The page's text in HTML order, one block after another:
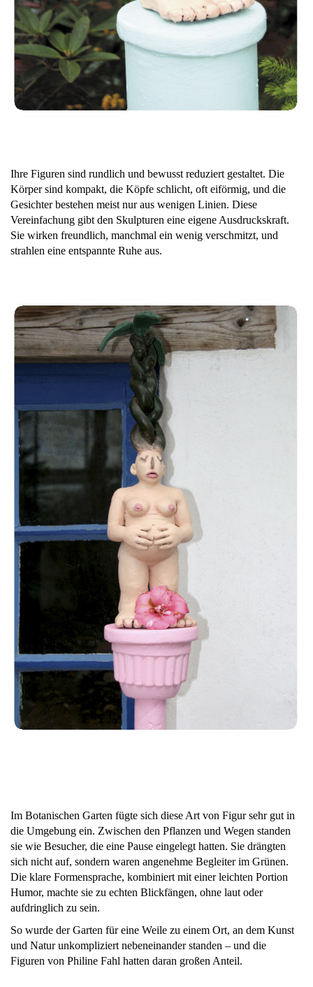
Ihre Figuren sind rundlich und bewusst reduziert gestaltet. Die
Körper sind kompakt, die Köpfe schlicht, oft eiförmig, und die
Gesichter bestehen meist nur aus wenigen Linien. Diese
Vereinfachung gibt den Skulpturen eine eigene Ausdruckskraft.
Sie wirken freundlich, manchmal ein wenig verschmitzt, und
strahlen eine entspannte Ruhe aus.
Im Botanischen Garten fügte sich diese Art von Figur sehr gut in
die Umgebung ein. Zwischen den Pflanzen und Wegen standen
sie wie Besucher, die eine Pause eingelegt hatten. Sie drängten
sich nicht auf, sondern waren angenehme Begleiter im Grünen.
Die klare Formensprache, kombiniert mit einer leichten Portion
Humor, machte sie zu echten Blickfängen, ohne laut oder
aufdringlich zu sein.
So wurde der Garten für eine Weile zu einem Ort, an dem Kunst
und Natur unkompliziert nebeneinander standen – und die
Figuren von Philine Fahl hatten daran großen Anteil.